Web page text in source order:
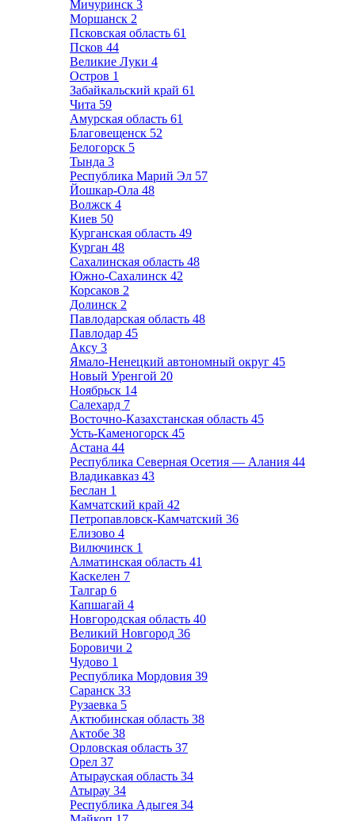
Мичуринск 3
Моршанск 2
Псковская область 61
Псков 44
Великие Луки 4
Остров 1
Забайкальский край 61
Чита 59
Амурская область 61
Благовещенск 52
Белогорск 5
Тында 3
Республика Марий Эл 57
Йошкар-Ола 48
Волжск 4
Киев 50
Курганская область 49
Курган 48
Сахалинская область 48
Южно-Сахалинск 42
Корсаков 2
Долинск 2
Павлодарская область 48
Павлодар 45
Аксу 3
Ямало-Ненецкий автономный округ 45
Новый Уренгой 20
Ноябрьск 14
Салехард 7
Восточно-Казахстанская область 45
Усть-Каменогорск 45
Астана 44
Республика Северная Осетия — Алания 44
Владикавказ 43
Беслан 1
Камчатский край 42
Петропавловск-Камчатский 36
Елизово 4
Вилючинск 1
Алматинская область 41
Каскелен 7
Талгар 6
Капшагай 4
Новгородская область 40
Великий Новгород 36
Боровичи 2
Чудово 1
Республика Мордовия 39
Саранск 33
Рузаевка 5
Актюбинская область 38
Актобе 38
Орловская область 37
Орел 37
Атырауская область 34
Атырау 34
Республика Адыгея 34